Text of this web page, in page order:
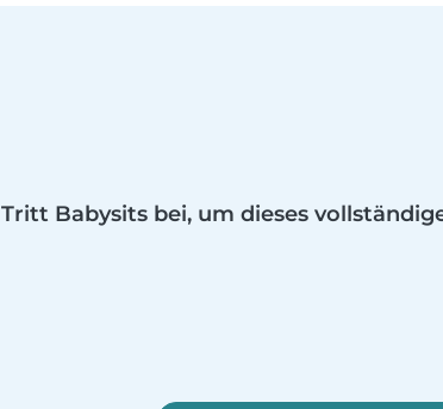
Tritt Babysits bei, um dieses